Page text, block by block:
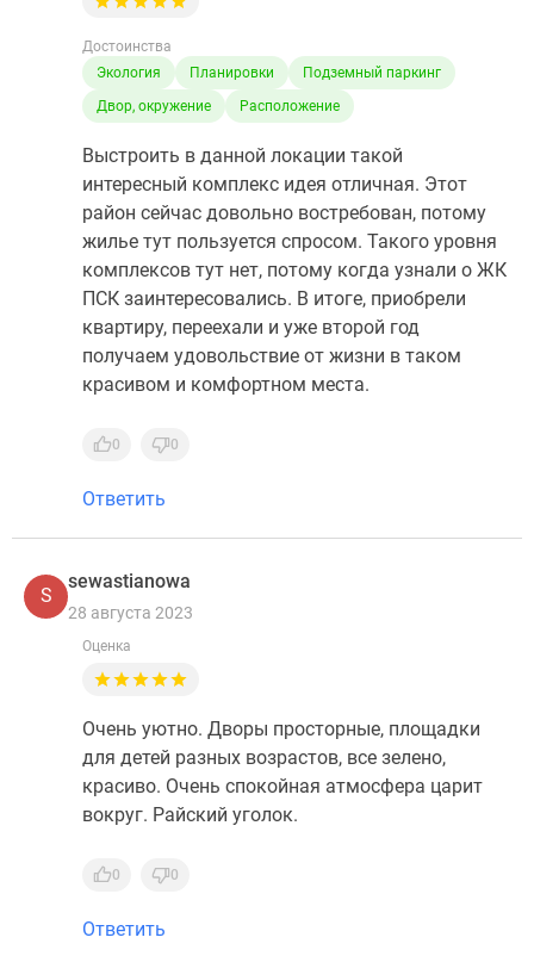
Достоинства
Экология
Планировки
Подземный паркинг
Двор, окружение
Расположение
Выстроить в данной локации такой
интересный комплекс идея отличная. Этот
район сейчас довольно востребован, потому
жилье тут пользуется спросом. Такого уровня
комплексов тут нет, потому когда узнали о ЖК
ПСК заинтересовались. В итоге, приобрели
квартиру, переехали и уже второй год
получаем удовольствие от жизни в таком
красивом и комфортном места.
0 0
Ответить
S
sewastianowa
28 августа 2023
Оценка
Очень уютно. Дворы просторные, площадки
для детей разных возрастов, все зелено,
красиво. Очень спокойная атмосфера царит
вокруг. Райский уголок.
0 0
Ответить